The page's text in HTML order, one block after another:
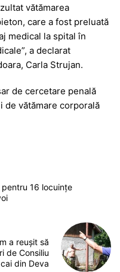
vătămarea
care a fost preluată
medical la spital în
a declarat
Carla Strujan.
de cercetare penală
de vătămare corporală
16 locuințe
a reușit să
de Consiliu
din Deva